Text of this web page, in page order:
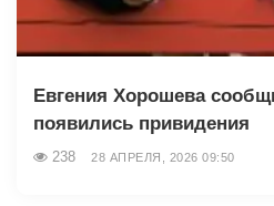
Евгения Хорошева
появились привидения
238 28 АПРЕЛЯ, 2026 09:50